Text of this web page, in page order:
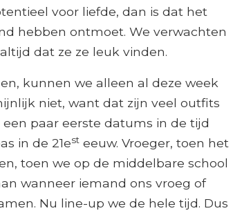
voor liefde, dan is dat het
hebben ontmoet. We verwachten
dat ze ze leuk vinden.
kunnen we alleen al deze week
niet, want dat zijn veel outfits
paar eerste datums in de tijd
in de 21est eeuw. Vroeger, toen het
toen we op de middelbare school
wanneer iemand ons vroeg of
Nu line-up we de hele tijd. Dus